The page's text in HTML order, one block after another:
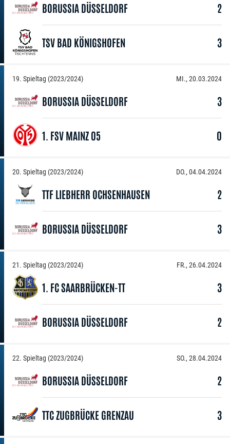
BORUSSIA DÜSSELDORF 2
TSV BAD KÖNIGSHOFEN 3
19. Spieltag (2023/2024) MI., 20.03.2024
BORUSSIA DÜSSELDORF 3
1. FSV MAINZ 05 0
20. Spieltag (2023/2024) DO., 04.04.2024
TTF LIEBHERR OCHSENHAUSEN 2
BORUSSIA DÜSSELDORF 3
21. Spieltag (2023/2024) FR., 26.04.2024
1. FC SAARBRÜCKEN-TT 3
BORUSSIA DÜSSELDORF 2
22. Spieltag (2023/2024) SO., 28.04.2024
BORUSSIA DÜSSELDORF 2
TTC ZUGBRÜCKE GRENZAU 3